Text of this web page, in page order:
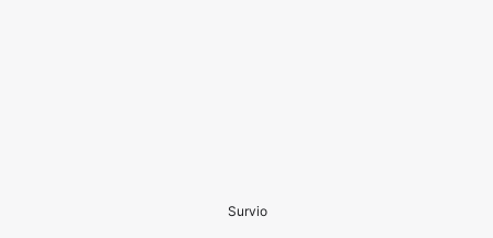
Survio